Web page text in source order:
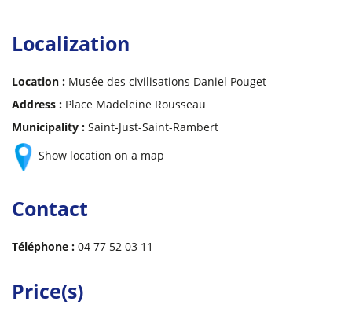
Localization
Location : Musée des civilisations Daniel Pouget
Address : Place Madeleine Rousseau
Municipality : Saint-Just-Saint-Rambert
Show location on a map
Contact
Téléphone : 04 77 52 03 11
Price(s)